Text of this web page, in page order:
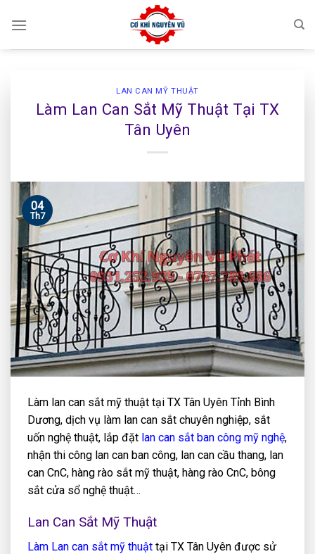
LAN CAN MỸ THUẬT
Làm Lan Can Sắt Mỹ Thuật Tại TX
Tân Uyên
04
Th7
Làm lan can sắt mỹ thuật tại TX Tân Uyên Tỉnh Bình
Dương, dịch vụ làm lan can sắt chuyên nghiệp, sắt
uốn nghệ thuật, lắp đặt lan can sắt ban công mỹ nghệ,
nhận thi công lan can ban công, lan can cầu thang, lan
can CnC, hàng rào sắt mỹ thuật, hàng rào CnC, bông
sắt cửa sổ nghệ thuật…
Lan Can Sắt Mỹ Thuật
Làm Lan can sắt mỹ thuật tại TX Tân Uyên được sử